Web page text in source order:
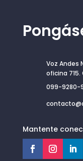
Voz Andes
oficina 715.
099-9280-
Mantente